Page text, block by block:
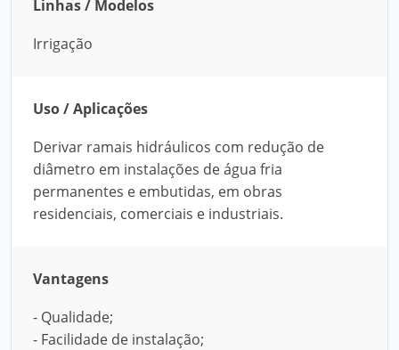
Linhas / Modelos
Irrigação
Uso / Aplicações
Derivar ramais hidráulicos com redução de
diâmetro em instalações de água fria
permanentes e embutidas, em obras
residenciais, comerciais e industriais.
Vantagens
- Qualidade;
- Facilidade de instalação;